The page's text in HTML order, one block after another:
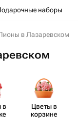
наборы
в Лазаревском
в
Цветы в
корзине